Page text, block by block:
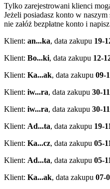
Tylko zarejestrowani klienci
Jeżeli posiadasz konto w
nie załóż bezpłatne konto i
Klient: an...ka, data zakupu 19-
Klient: Bo...ki, data zakupu 12-
Klient: Ka...ak, data zakupu 09-
Klient: iw...ra, data zakupu 30-
Klient: iw...ra, data zakupu 30-
Klient: Ad...ta, data zakupu 19-
Klient: Ka...cz, data zakupu 05-
Klient: Ad...ta, data zakupu 05-
Klient: Ka...ak, data zakupu 07-